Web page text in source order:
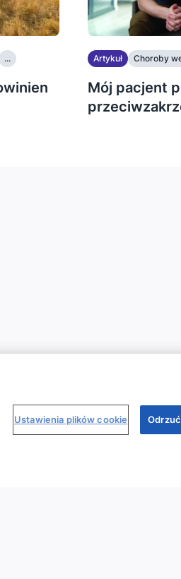
... Artykuł Choroby
Mój pacjent
Ustawienia plików cookie